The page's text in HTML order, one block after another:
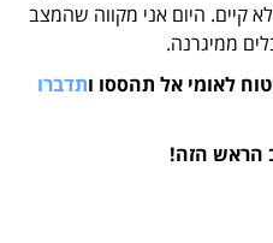
קיים. היום אני מקווה שהמצב
ממיגרנה.
לאומי אל תהססו ותדברו
הראש הזה!